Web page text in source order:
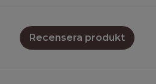
Recensera produkt